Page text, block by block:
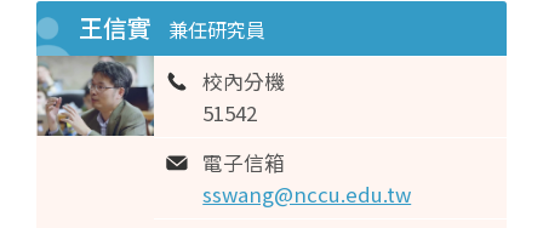
王信實 兼任研究員
校內分機
51542
電子信箱
sswang@nccu.edu.tw